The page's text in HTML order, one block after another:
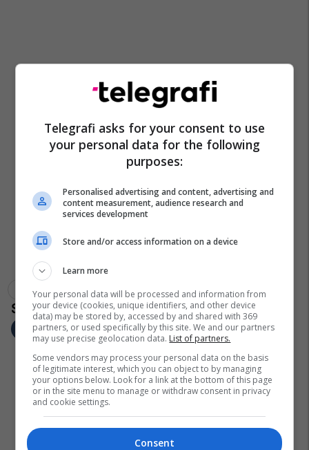
Liam Gallagher Noel Gallagher Oasis
Telegrafi asks for your consent to use
your personal data for the following
purposes:
Personalised advertising and content, advertising and
content measurement, audience research and
services development
Store and/or access information on a device
Learn more
Your personal data will be processed and information from
your device (cookies, unique identifiers, and other device
data) may be stored by, accessed by and shared with 369
partners, or used specifically by this site. We and our partners
may use precise geolocation data. List of partners.
Some vendors may process your personal data on the basis
of legitimate interest, which you can object to by managing
your options below. Look for a link at the bottom of this page
or in the site menu to manage or withdraw consent in privacy
and cookie settings.
Consent